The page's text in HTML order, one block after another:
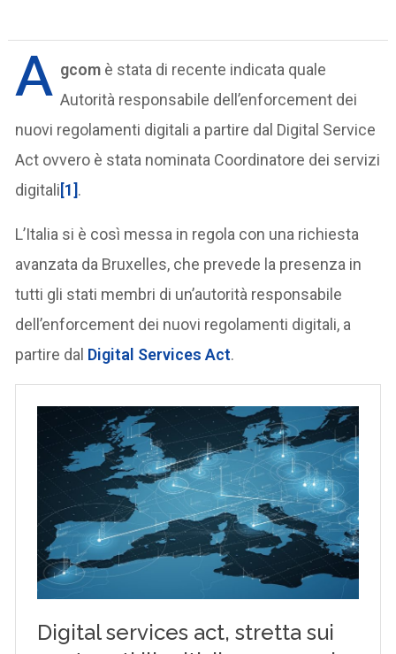
A gcom è stata di recente indicata quale
Autorità responsabile dell’enforcement dei
nuovi regolamenti digitali a partire dal Digital Service
Act ovvero è stata nominata Coordinatore dei servizi
digitali[1].
L’Italia si è così messa in regola con una richiesta
avanzata da Bruxelles, che prevede la presenza in
tutti gli stati membri di un’autorità responsabile
dell’enforcement dei nuovi regolamenti digitali, a
partire dal Digital Services Act.